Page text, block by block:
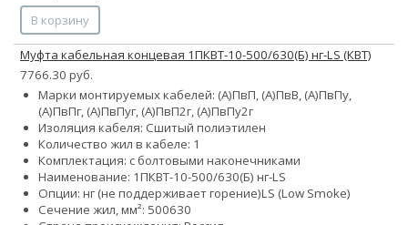
В корзину
Муфта кабельная концевая 1ПКВТ-10-500/630(Б) нг-LS (КВТ)
7766.30 руб.
Марки монтируемых кабелей: (А)ПвП, (А)ПвВ, (А)ПвПу,
(А)ПвПг, (А)ПвПуг, (А)ПвП2г, (А)ПвПу2г
Изоляция кабеля: Сшитый полиэтилен
Количество жил в кабеле: 1
Комплектация: с болтовыми наконечниками
Наименование: 1ПКВТ-10-500/630(Б) нг-LS
Опции: нг (не поддерживает горение)LS (Low Smoke)
Сечение жил, мм²: 500630